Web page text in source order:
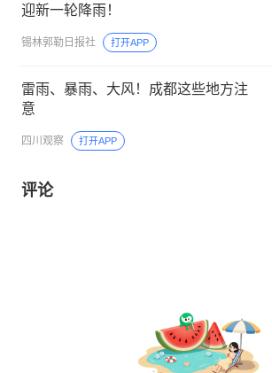
迎新一轮降雨！
锡林郭勒日报社 打开APP
雷雨、暴雨、大风！成都这些地方注
意
四川观察 打开APP
评论